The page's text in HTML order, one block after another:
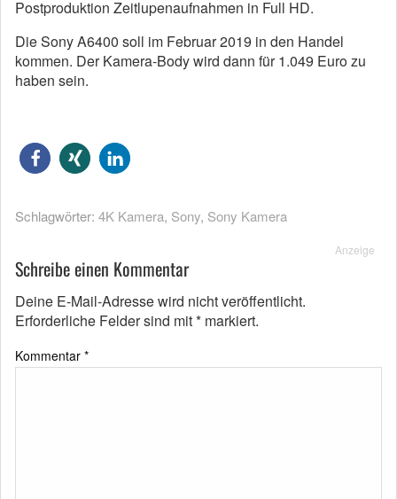
Postproduktion Zeitlupenaufnahmen in Full HD.
Die Sony A6400 soll im Februar 2019 in den Handel
kommen. Der Kamera-Body wird dann für 1.049 Euro zu
haben sein.
Schlagwörter: 4K Kamera, Sony, Sony Kamera
Anzeige
Schreibe einen Kommentar
Deine E-Mail-Adresse wird nicht veröffentlicht.
Erforderliche Felder sind mit* markiert.
Kommentar *